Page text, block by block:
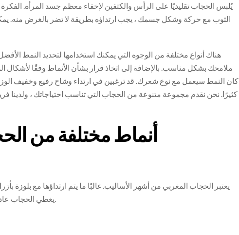
يُلبس الحجاب تقليديًا على الرأس والكتفين لإخفاء معظم جسد المرأة.
الثوب مع حركة وشكل جسمك ، يجب ارتداؤه بطريقة لا تضر بالغرض منه.
هناك أنواع مختلفة من الوجوه التي يمكنك استخدامها لتحديد النمط
ملامحك بشكل مناسب. بالإضافة إلى اتخاذ قرار بشأن الأنماط وفقًا لأشكال
كان النمط سيعمل مع نوع شعرك. قد ترغبين في ارتداء وشاح رفيع وخفيف
كثيرًا. نحن نقدم مجموعة متنوعة من الحجاب التي تناسب احتياجاتك ،
أنماط مختلفة من
يعتبر الحجاب المغربي من أشهر الأساليب. غالبًا ما يتم ارتداؤها مع بلوزة